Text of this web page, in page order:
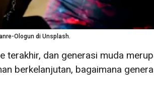
Ologun di Unsplash.
dan generasi muda
berkelanjutan, bagaimana